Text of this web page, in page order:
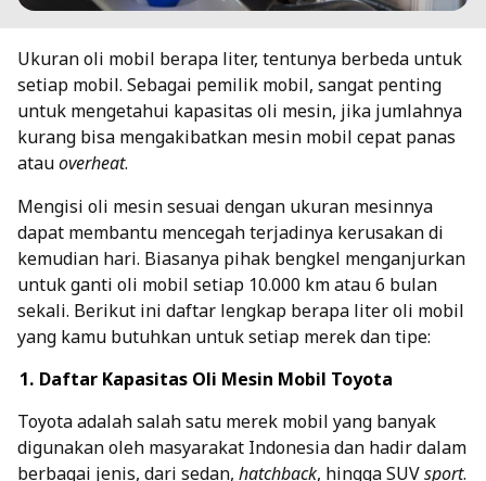
Ukuran oli mobil berapa liter, tentunya berbeda untuk
setiap mobil. Sebagai pemilik mobil, sangat penting
untuk mengetahui kapasitas oli mesin, jika jumlahnya
kurang bisa mengakibatkan mesin mobil cepat panas
atauoverheat.
Mengisi oli mesin sesuai dengan ukuran mesinnya
dapat membantu mencegah terjadinya kerusakan di
kemudian hari. Biasanya pihak bengkel menganjurkan
untukganti oli mobil setiap 10.000 kmatau 6 bulan
sekali. Berikut ini daftar lengkap berapa liter oli mobil
yang kamu butuhkan untuk setiap merek dan tipe:
Daftar Kapasitas Oli Mesin Mobil Toyota
Toyota adalah salah satu merek mobil yang banyak
digunakan oleh masyarakat Indonesia dan hadir dalam
berbagai jenis, dari sedan, hatchback, hingga SUVsport.